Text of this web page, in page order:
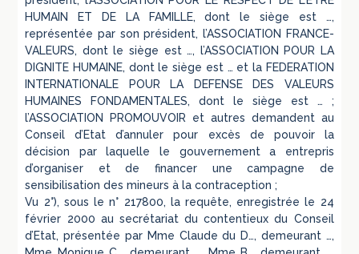
HUMAIN ET DE LA FAMILLE, dont le siège est …,
représentée par son président, l’ASSOCIATION FRANCE-
VALEURS, dont le siège est …, l’ASSOCIATION POUR LA
DIGNITE HUMAINE, dont le siège est … et la FEDERATION
INTERNATIONALE POUR LA DEFENSE DES VALEURS
HUMAINES FONDAMENTALES, dont le siège est … ;
l’ASSOCIATION PROMOUVOIR et autres demandent au
Conseil d’Etat d’annuler pour excès de pouvoir la
décision par laquelle le gouvernement a entrepris
d’organiser et de financer une campagne de
sensibilisation des mineurs à la contraception ;
Vu 2°), sous le n° 217800, la requête, enregistrée le 24
février 2000 au secrétariat du contentieux du Conseil
d’Etat, présentée par Mme Claude du D…, demeurant …,